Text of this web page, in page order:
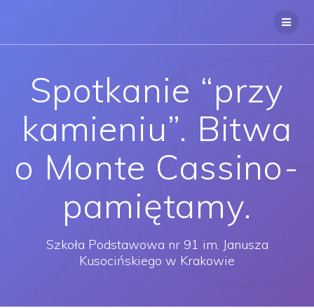
Spotkanie “przy
kamieniu”. Bitwa
o Monte Cassino-
pamiętamy.
Szkoła Podstawowa nr 91 im. Janusza
Kusocińskiego w Krakowie